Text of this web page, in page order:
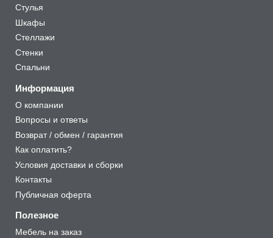
Стулья
Шкафы
Стеллажи
Стенки
Спальни
Информация
О компании
Вопросы и ответы
Возврат / обмен / гарантия
Как оплатить?
Условия доставки и сборки
Контакты
Публичная оферта
Полезное
Мебель на заказ